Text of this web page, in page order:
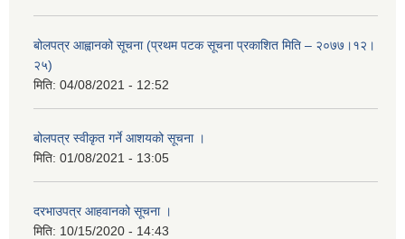
बोलपत्र आह्वानको सूचना (प्रथम पटक सूचना प्रकाशित मिति – २०७७।१२।
२५)
मिति: 04/08/2021 - 12:52
बोलपत्र स्वीकृत गर्ने आशयको सूचना ।
मिति: 01/08/2021 - 13:05
दरभाउपत्र आहवानको सूचना ।
मिति: 10/15/2020 - 14:43